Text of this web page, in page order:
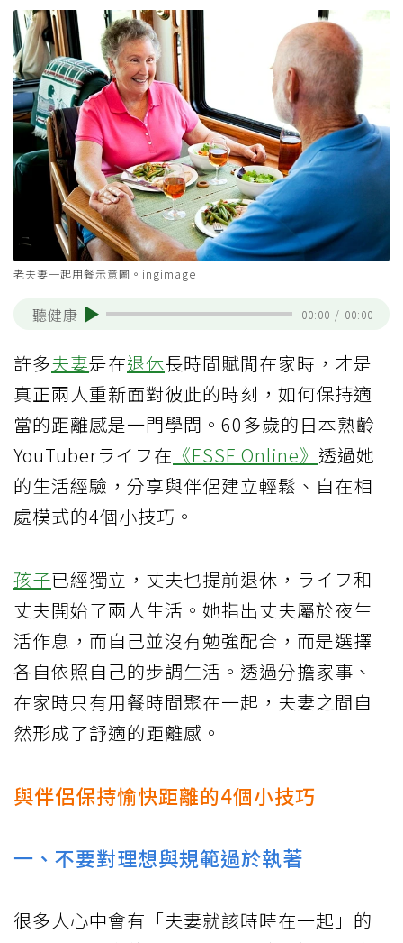
老夫妻一起用餐示意圖。ingimage
聽健康 00:00 / 00:00
許多夫妻是在退休長時間賦閒在家時，才是
真正兩人重新面對彼此的時刻，如何保持適
當的距離感是一門學問。60多歲的日本熟齡
YouTuberライフ在 《ESSE Online》 透過她
的生活經驗，分享與伴侶建立輕鬆、自在相
處模式的4個小技巧。
孩子已經獨立，丈夫也提前退休，ライフ和
丈夫開始了兩人生活。她指出丈夫屬於夜生
活作息，而自己並沒有勉強配合，而是選擇
各自依照自己的步調生活。透過分擔家事、
在家時只有用餐時間聚在一起，夫妻之間自
然形成了舒適的距離感。
與伴侶保持愉快距離的4個小技巧
一、不要對理想與規範過於執著
很多人心中會有「夫妻就該時時在一起」的